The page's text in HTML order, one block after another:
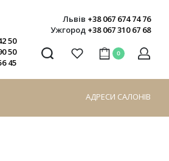
Львів +38 067 674 74 76
Ужгород +38 067 310 67 68
50
50
45
0
АДРЕСИ САЛОНІВ